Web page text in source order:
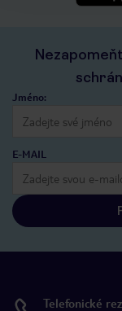
Jméno:
E-MAIL
Telefonické